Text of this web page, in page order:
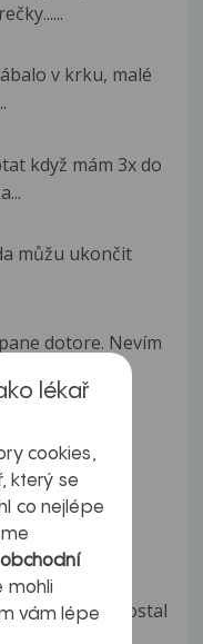
v krku, malé
když mám 3x do
můžu ukončit
dotore. Nevím
od
Už 4 týdny
5 dní a dostal
lékař
cookies,
který se
co nejlépe
obchodní
mohli
vám lépe